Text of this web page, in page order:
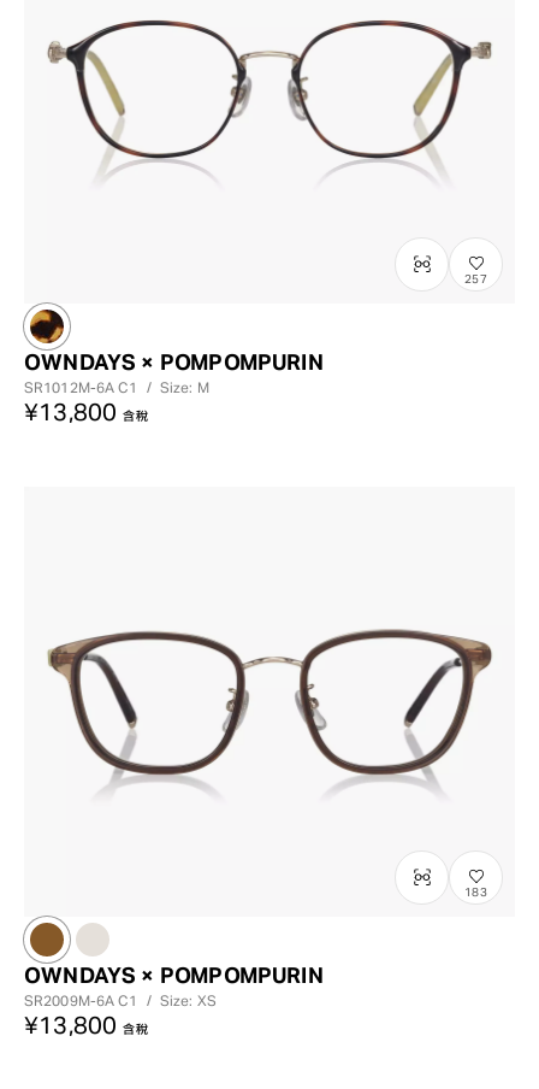
257
OWNDAYS × POMPOMPURIN
SR1012M-6AC1 / Size: M
¥13,800 含稅
183
OWNDAYS × POMPOMPURIN
SR2009M-6AC1 / Size: XS
¥13,800 含稅